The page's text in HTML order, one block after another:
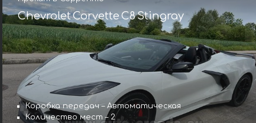
Chevrolet Corvette C8 Stingray
Коробка передач – Автоматическая
Количество мест – 2